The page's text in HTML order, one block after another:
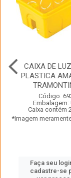
CAIXA DE
PLASTICA
Código:
Embalagem:
Caixa contém
*Imagem
Faça seu
cadastre-se